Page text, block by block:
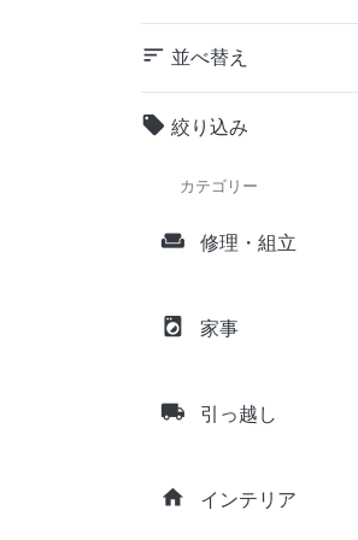
sort 並べ替え
local_offer 絞り込み
カテゴリー
weekend 修理・組立
local_laundry_service 家事
local_shipping 引っ越し
home インテリア